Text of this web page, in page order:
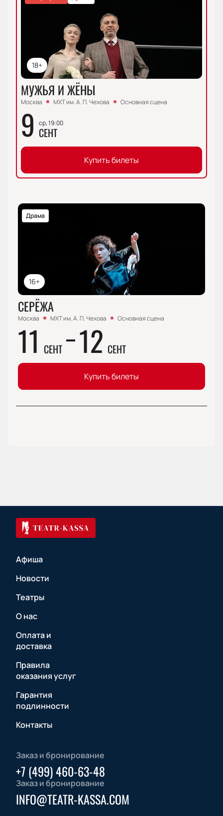
18+
МУЖЬЯ И ЖЁНЫ
Москва МХТ им. А. П. Чехова Основная сцена
9 ср, 19:00
СЕНТ
Купить билеты
16+
Драма
СЕРЁЖА
Москва МХТ им. А. П. Чехова Основная сцена
11 СЕНТ 12 СЕНТ
Купить билеты
Афиша
Новости
Театры
О нас
Оплата и
доставка
Правила
оказания услуг
Гарантия
подлинности
Контакты
Заказ и бронирование
+7 (499) 460-63-48
Заказ и бронирование
INFO@TEATR-KASSA.COM